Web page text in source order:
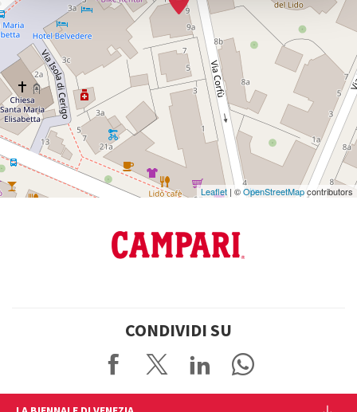
SCOPRI LA SEDE
Leaflet | ©OpenStreetMapcontributors
CONDIVIDI SU